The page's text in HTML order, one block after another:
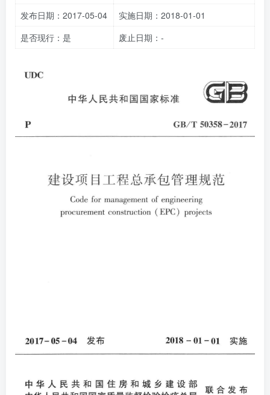
发布日期：2017-05-04
实施日期：2018-01-01
是否现行：是
废止日期：-